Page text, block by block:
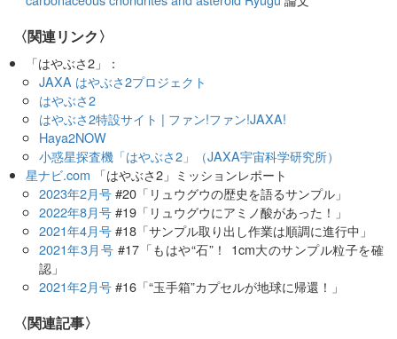
〈関連リンク〉
「はやぶさ2」：
JAXA はやぶさ2プロジェクト
はやぶさ2
はやぶさ2特設サイト | ファン!ファン!JAXA!
Haya2NOW
小惑星探査機「はやぶさ2」（JAXA宇宙科学研究所）
星ナビ.com 「はやぶさ2」ミッションレポート
2023年2月号#20「リュウグウの歴史を語るサンプル」
2022年8月号#19「リュウグウにアミノ酸があった！」
2021年4月号#18「サンプル取り出し作業は順調に進行中」
2021年3月号 #17「もはや“石”！ 1cm大のサンプル粒子を確
認」
2021年2月号#16「“玉手箱”カプセルが地球に帰還！」
関連記事